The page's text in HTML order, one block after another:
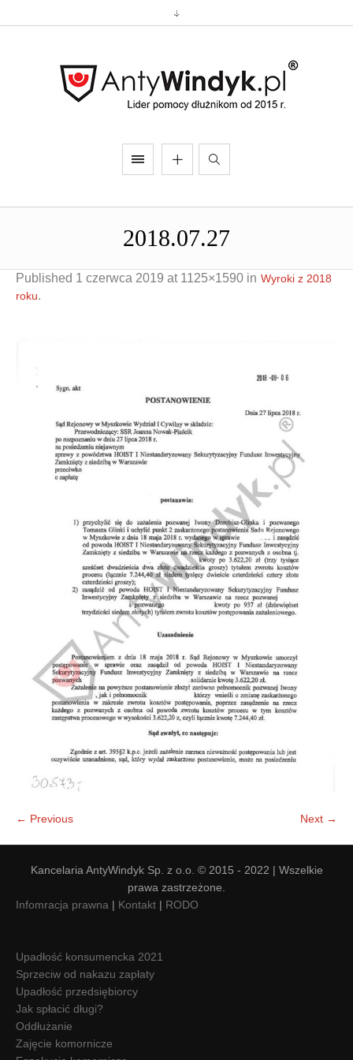
Doradztwo prawne
Doradztwo & konsulting
Negocjacje z wierzycielami
Doradztwo & konsulting
2018.07.27
Published 1 czerwca 2019 at 1125×1590 in Wyroki z 2018
roku.
← Previous Next →
Kancelaria AntyWindyk Sp. z o.o. © 2015 - 2022 | Wszelkie
prawa zastrzeżone.
Infomracja prawna | Kontakt | RODO
Upadłość konsumencka 2021
Sprzeciw od nakazu zapłaty
Upadłość przedsiębiorcy
Jak spłacić długi?
Oddłużanie
Zajęcie komornicze